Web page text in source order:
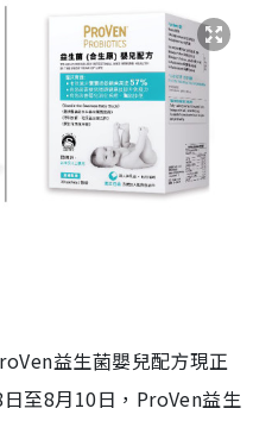
益生菌嬰兒配方現正
至8月10日，ProVen益生